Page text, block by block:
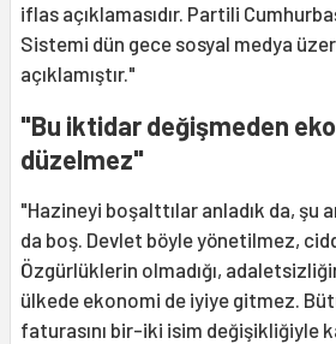
iflas açıklamasıdır. Partili
Sistemi dün gece sosyal medya
açıklamıştır."
"Bu iktidar değişmeden
düzelmez"
"Hazineyi boşalttılar anladık da, şu
da boş. Devlet böyle yönetilmez,
Özgürlüklerin olmadığı,
ülkede ekonomi de iyiye gitmez.
faturasını bir-iki isim değişikliğiyle